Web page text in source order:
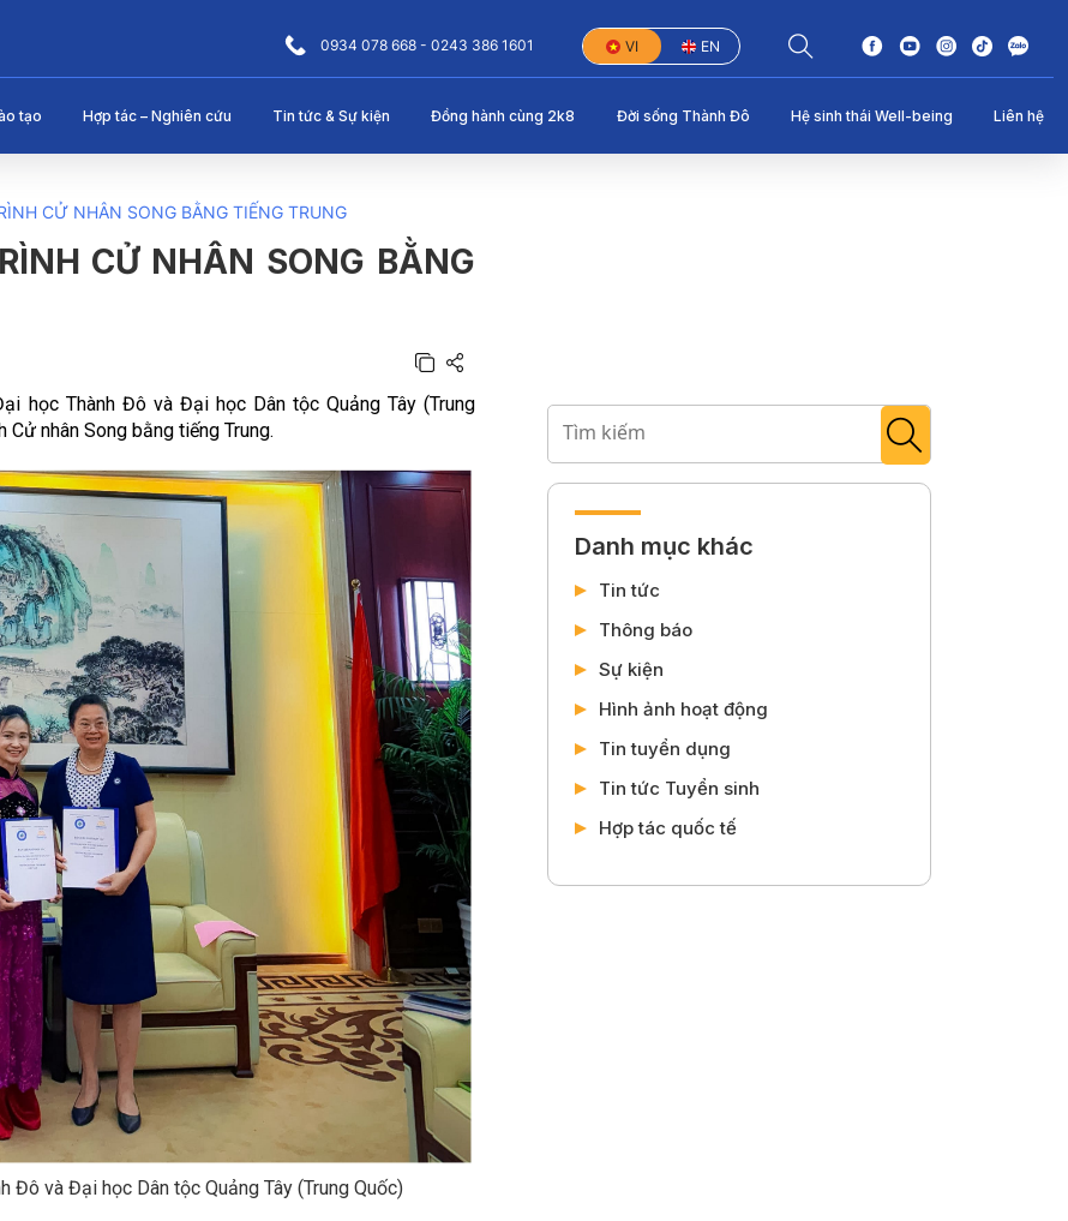
0934 078 668 - 0243 386 1601 VI EN
tạo Hợp tác – Nghiên cứu Tin tức & Sự kiện Đồng hành cùng 2k8 Đời sống Thành Đô Hệ sinh thái Well-being Liên hệ
CỬ NHÂN SONG BẰNG TIẾNG TRUNG
CỬ NHÂN SONG BẰNG
học Thành Đô và Đại học Dân tộc Quảng Tây (Trung
nhân Song bằng tiếng Trung.
Đô và Đại học Dân tộc Quảng Tây (Trung Quốc)
Danh mục khác
Tin tức
Thông báo
Sự kiện
Hình ảnh hoạt động
Tin tuyển dụng
Tin tức Tuyển sinh
Hợp tác quốc tế